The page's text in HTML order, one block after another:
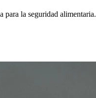
para la seguridad alimentaria.